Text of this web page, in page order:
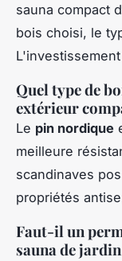
sauna compact
bois choisi, le
Quel type de
extérieur
Le pin nordique
meilleure
scandinaves
propriétés
Faut-il un
sauna de